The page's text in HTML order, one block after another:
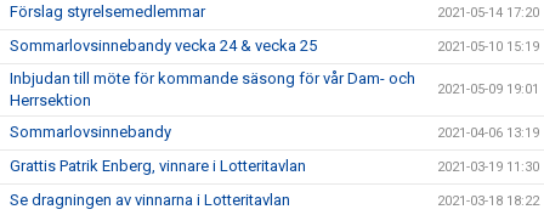
Förslag styrelsemedlemmar 2021-05-14 17:20
Sommarlovsinnebandy vecka 24 & vecka 25 2021-05-10 15:19
Inbjudan till möte för kommande säsong för vår Dam- och
Herrsektion
2021-05-09 19:01
Sommarlovsinnebandy 2021-04-06 13:19
Grattis Patrik Enberg, vinnare i Lotteritavlan 2021-03-19 11:30
Se dragningen av vinnarna i Lotteritavlan 2021-03-18 18:22